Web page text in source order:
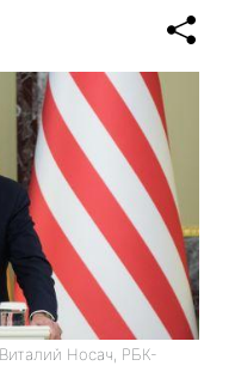
Носач, РБК-